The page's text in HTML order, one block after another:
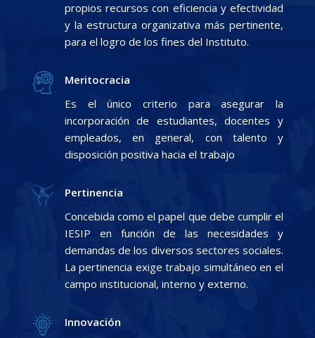
propios recursos con eficiencia y efectividad
y la estructura organizativa más pertinente,
para el logro de los fines del Instituto.
Meritocracia
Es el único criterio para asegurar la
incorporación de estudiantes, docentes y
empleados, en general, con talento y
disposición positiva hacia el trabajo
Pertinencia
Concebida como el papel que debe cumplir el
IESIP en función de las necesidades y
demandas de los diversos sectores sociales.
La pertinencia exige trabajo simultáneo en el
campo institucional, interno y externo.
Innovación